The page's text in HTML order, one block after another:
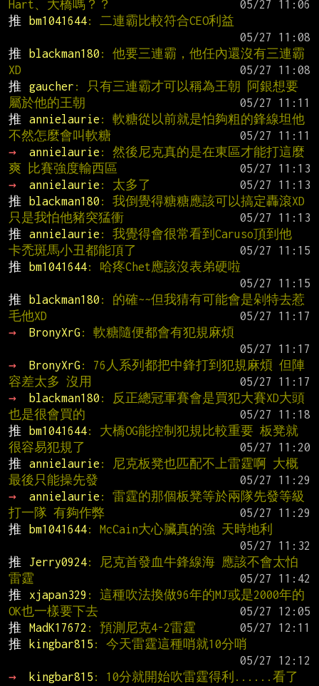
Hart、大橋嗎？？
推
bm1041644: 二連霸比較符合CEO利益
推
blackman180 : 他要三連霸，他任內還沒有三連霸
XD
推
gaucher : 只有三連霸才可以稱為王朝 阿銀想要
屬於他的王朝
推
annielaurie : 軟糖從以前就是怕夠粗的鋒線坦他
不然怎麼會叫軟糖
→
annielaurie : 然後尼克真的是在東區才能打這麼
爽 比賽強度輸西區
→
annielaurie : 太多了
推
blackman180 : 我倒覺得糖糖應該可以搞定轟滾XD
只是我怕他豬突猛衝
推
annielaurie : 我覺得會很常看到Caruso頂到他
卡禿斑馬小丑都能頂了
推
bm1041644: 哈疼Chet應該沒表弟硬啦
推
blackman180 : 的確~~但我猜有可能會是剁特去惹
毛他XD
→
BronyXrG: 軟糖隨便都會有犯規麻煩
→
BronyXrG: 76人系列都把中鋒打到犯規麻煩 但陣
容差太多 沒用
→
blackman180 : 反正總冠軍賽會是買犯大賽XD大頭
也是很會買的
推
bm1041644: 大橋OG能控制犯規比較重要 板凳就
很容易犯規了
推
annielaurie : 尼克板凳也匹配不上雷霆啊 大概
最後只能操先發
→
annielaurie : 雷霆的那個板凳等於兩隊先發等級
打一隊 有夠作弊
推
bm1041644: McCain大心臟真的強 天時地利
推
Jerry0924: 尼克首發血牛鋒線海 應該不會太怕
雷霆
推
xjapan329 : 這種吹法換做96年的MJ或是2000年的
OK也一樣要下去
推
MadK17672 : 預測尼克4-2雷霆
推
kingbar815 : 今天雷霆這種哨就10分哨
→
kingbar815 : 10分就開始吹雷霆得利......看了